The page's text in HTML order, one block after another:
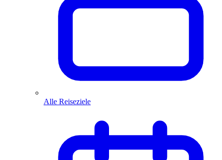
Alle Reiseziele